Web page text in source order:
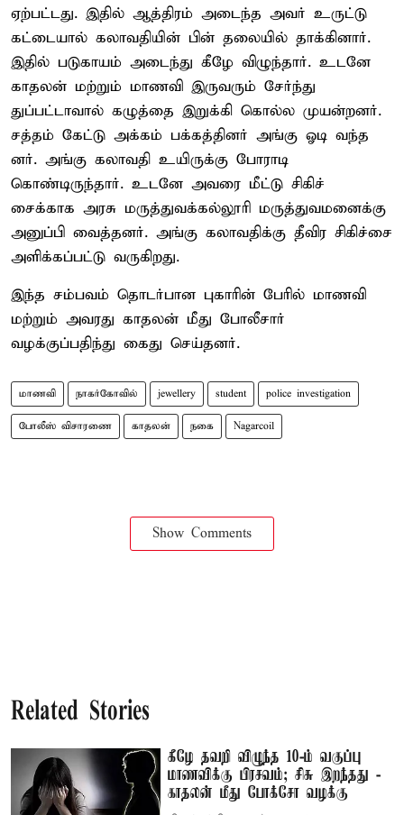
ஏற்பட்டது. இதில் ஆத்திரம் அடைந்த அவர் உருட்டு
கட்டையால் கலாவதியின் பின் தலையில் தாக்கினார்.
இதில் படுகாயம் அடைந்து கீழே விழுந்தார். உடனே
காதலன் மற்றும் மாணவி இருவரும் சேர்ந்து
துப்பட்டாவால் கழுத்தை இறுக்கி கொல்ல முயன்றனர்.
சத்தம் கேட்டு அக்கம் பக்கத்தினர் அங்கு ஓடி வந்த
னர். அங்கு கலாவதி உயிருக்கு போராடி
கொண்டிருந்தார். உடனே அவரை மீட்டு சிகிச்
சைக்காக அரசு மருத்துவக்கல்லூரி மருத்துவமனைக்கு
அனுப்பி வைத்தனர். அங்கு கலாவதிக்கு தீவிர சிகிச்சை
அளிக்கப்பட்டு வருகிறது.
இந்த சம்பவம் தொடர்பான புகாரின் பேரில் மாணவி
மற்றும் அவரது காதலன் மீது போலீசார்
வழக்குப்பதிந்து கைது செய்தனர்.
மாணவி நாகர்கோவில் jewellery student police investigation
போலீஸ் விசாரணை காதலன் நகை Nagarcoil
Show Comments
Related Stories
கீழே தவறி விழுந்த 10-ம் வகுப்பு
மாணவிக்கு பிரசவம்; சிசு இறந்தது -
காதலன் மீது போக்சோ வழக்கு